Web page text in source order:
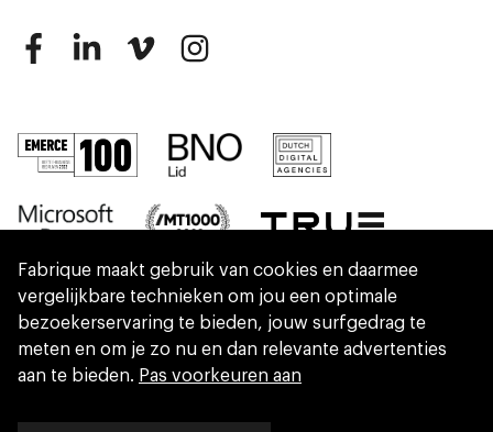
Fabrique maakt gebruik van cookies en daarmee
vergelijkbare technieken om jou een optimale
bezoekerservaring te bieden, jouw surfgedrag te
meten en om je zo nu en dan relevante advertenties
aan te bieden. Pas voorkeuren aan